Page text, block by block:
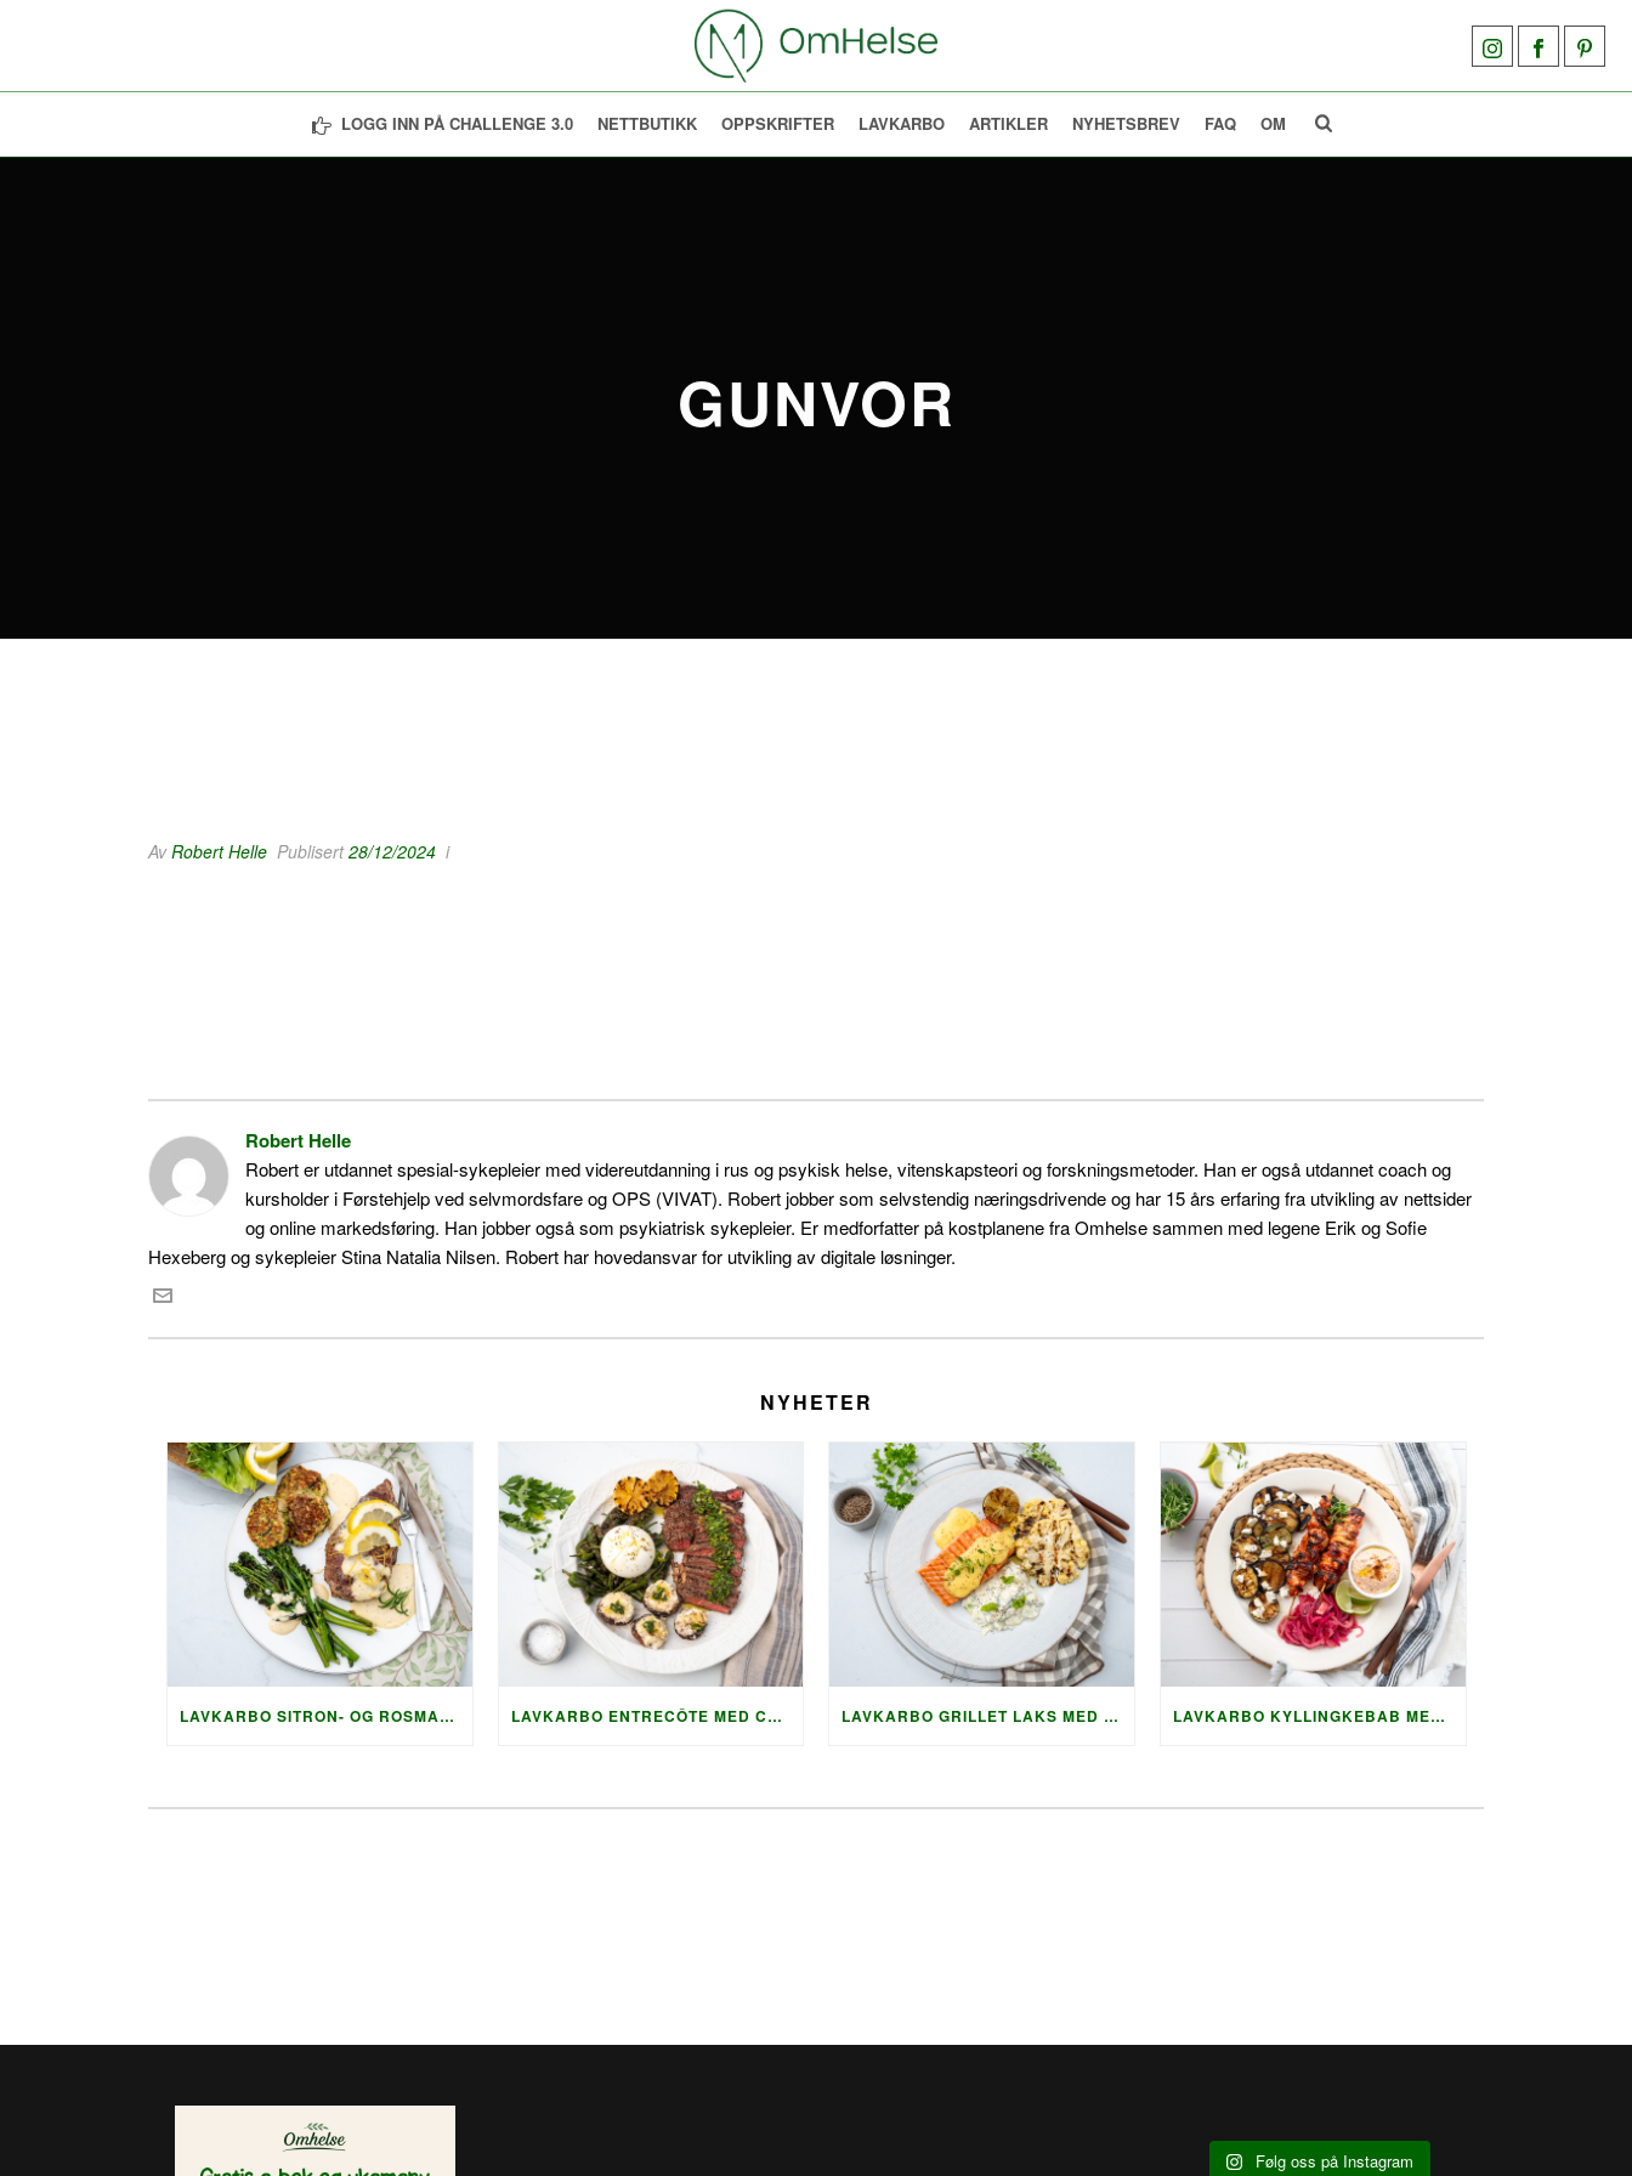
LOGG INN PÅ CHALLENGE 3.0 NETTBUTIKK OPPSKRIFTER LAVKARBO ARTIKLER NYHETSBREV FAQ OM
GUNVOR
AvRobert Helle Publisert28/12/2024 i
Robert Helle
Robert er utdannet spesial-sykepleier med videreutdanning i rus og psykisk helse, vitenskapsteori og forskningsmetoder. Han er også utdannet coach og
kursholder i Førstehjelp ved selvmordsfare og OPS (VIVAT). Robert jobber som selvstendig næringsdrivende og har 15 års erfaring fra utvikling av nettsider
og online markedsføring. Han jobber også som psykiatrisk sykepleier. Er medforfatter på kostplanene fra Omhelse sammen med legene Erik og Sofie
Hexeberg og sykepleier Stina Natalia Nilsen. Robert har hovedansvar for utvikling av digitale løsninger.
NYHETER
LAVKARBO SITRON- OG ROSMARINMARINERTE NAKKEKOTELETTER MED SPRØ SQUASHRØSTI OG PARMESAN-SAUS LAVKARBO ENTRECÔTE MED CHIMICHURRI OG GRILLET TILBEHØR LAVKARBO GRILLET LAKS MED HOLLANDAISE OG KREMET AGURKSALAT LAVKARBO KYLLINGKEBAB MED GRILLET SQUASH OG AUBERGINE
Følg oss på Instagram